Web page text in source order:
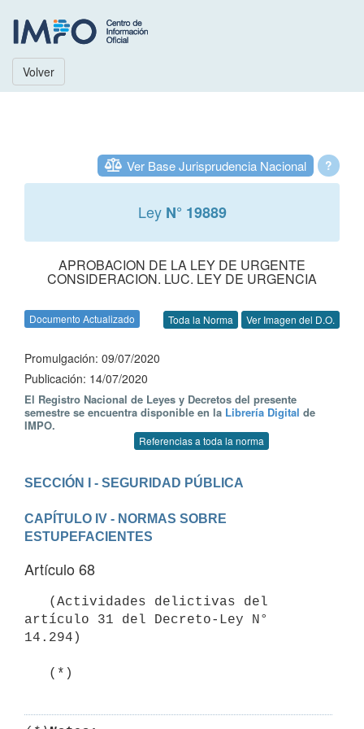
Volver
?
Ver Base Jurisprudencia Nacional
Ley N° 19889
APROBACION DE LA LEY DE URGENTE
CONSIDERACION. LUC. LEY DE URGENCIA
Documento Actualizado Toda la Norma Ver Imagen del D.O.
Promulgación: 09/07/2020
Publicación: 14/07/2020
El Registro Nacional de Leyes y Decretos del presente
semestre se encuentra disponible en la Librería Digital de
IMPO.
Referencias a toda la norma
CAPÍTULO IV - NORMAS SOBRE
ESTUPEFACIENTES
Artículo 68
artículo 31 del Decreto-Ley N°
14.294)
   (*)